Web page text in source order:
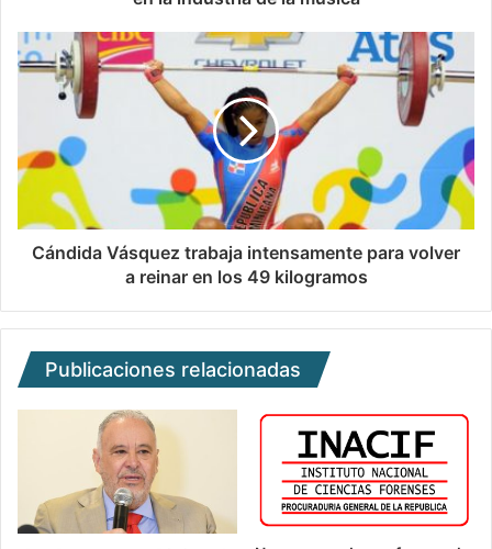
Cándida Vásquez trabaja intensamente para volver
a reinar en los 49 kilogramos
Publicaciones relacionadas